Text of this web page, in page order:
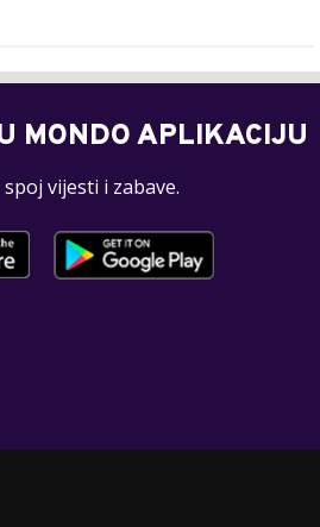
MONDO APLIKACIJU
vijesti i zabave.